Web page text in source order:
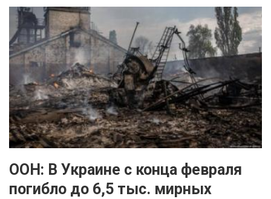
ООН: В Украине с конца февраля
погибло до 6,5 тыс. мирных